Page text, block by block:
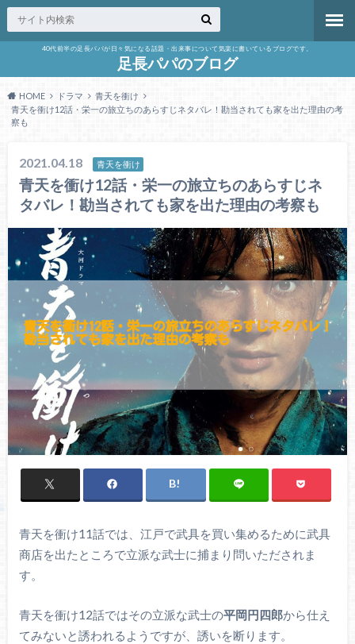
40代前半の足長パパが日々気になる話題・出来事について気楽に書いているブログです。
足長パパのブログ
HOME ドラマ
青天を衝け
青天を衝け12話・栄一の旅立ちのあらすじネタバレ！勘当されても家を出た理由の考
察も
2021.04.18 青天を衝け
青天を衝け12話・栄一の旅立ちのあらすじネ
タバレ！勘当されても家を出た理由の考察も
青天を衝け11話では、江戸で武具を買い集めるために武具
商店を出たところで立派な武士に捕まり問いただされま
す。
青天を衝け12話ではその立派な武士の平岡円四郎から仕え
てみないと誘われるようですが、誘いを断ります。